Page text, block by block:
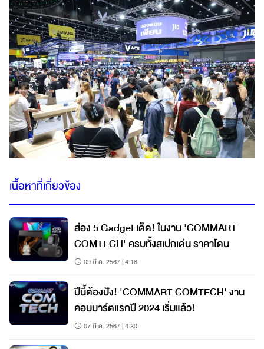
เนื้อหาที่เกี่ยวข้อง
ส่อง 5 Gadget เด็ด! ในงาน 'COMMART
COMTECH' ครบทั้งสเปกเด่น ราคาโดน
09 มี.ค. 2567 | 4:18
ปีนี้ต้องปัง! 'COMMART COMTECH' งาน
คอมมาร์ตแรกปี 2024 เริ่มแล้ว!
07 มี.ค. 2567 | 4:30